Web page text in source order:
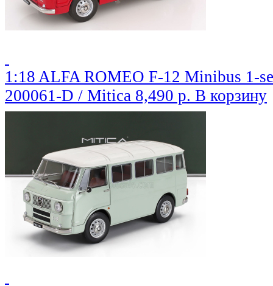
1:18 ALFA ROMEO F-12 Minibus 1-
200061-D / Mitica 8,490 р. В корзину